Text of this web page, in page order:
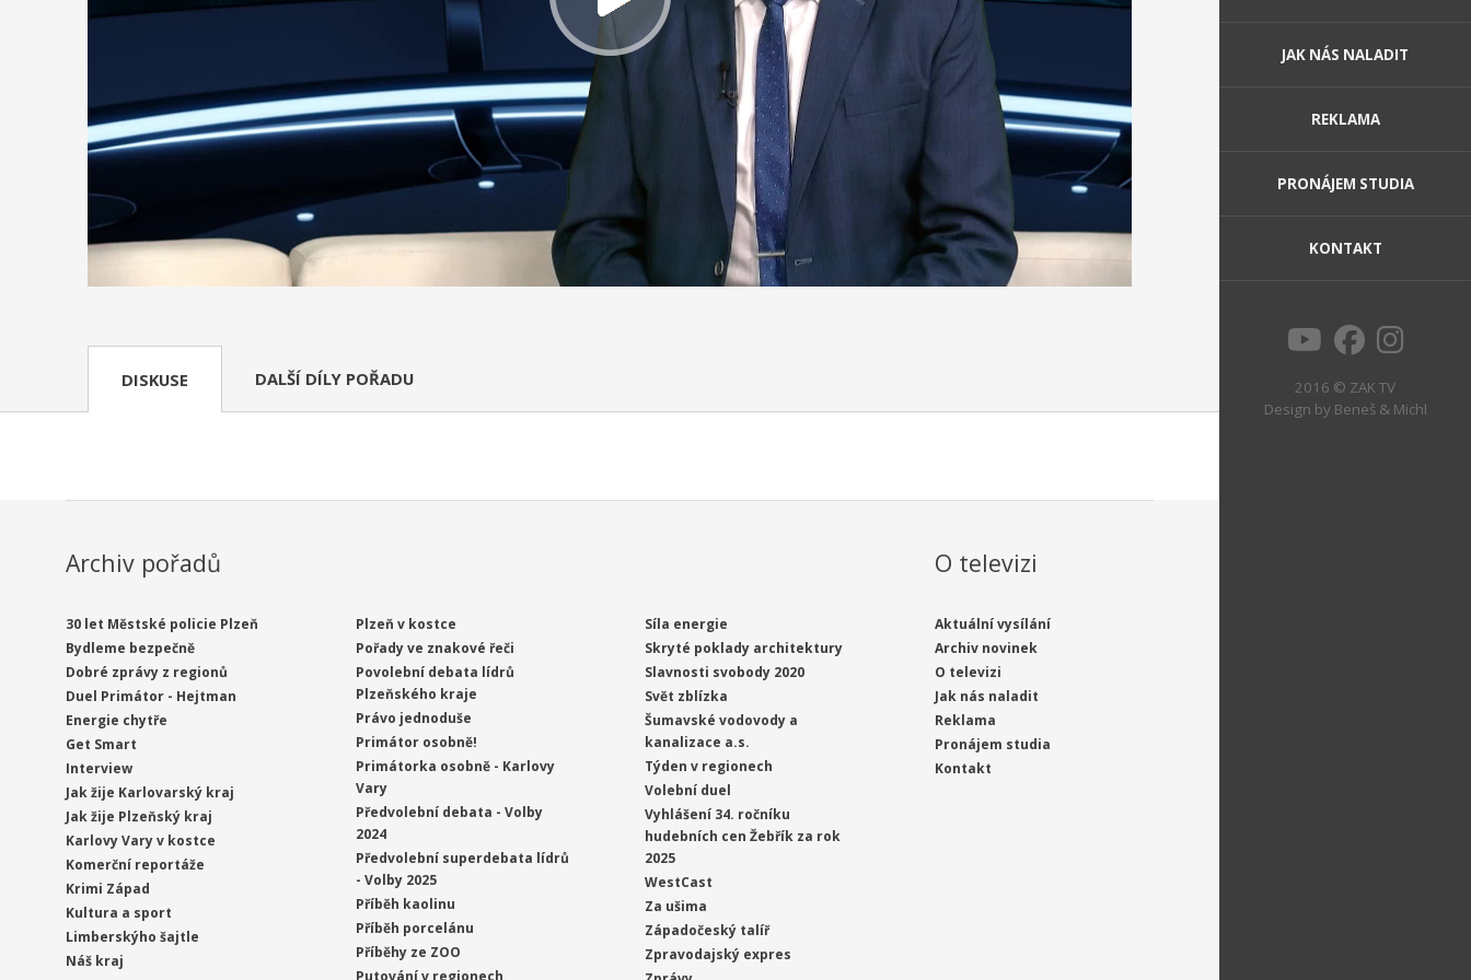
JAK NÁS NALADIT
REKLAMA
PRONÁJEM STUDIA
KONTAKT
2016 © ZAK TV
Design by Beneš & Michl
DISKUSE DALŠÍ DÍLY POŘADU
Archiv pořadů
30 let Městské policie Plzeň
Bydleme bezpečně
Dobré zprávy z regionů
Duel Primátor - Hejtman
Energie chytře
Get Smart
Interview
Jak žije Karlovarský kraj
Jak žije Plzeňský kraj
Karlovy Vary v kostce
Komerční reportáže
Krimi Západ
Kultura a sport
Limberskýho šajtle
Náš kraj
Plzeň v kostce
Pořady ve znakové řeči
Povolební debata lídrů
Plzeňského kraje
Právo jednoduše
Primátor osobně!
Primátorka osobně - Karlovy
Vary
Předvolební debata - Volby
2024
Předvolební superdebata lídrů
- Volby 2025
Příběh kaolinu
Příběh porcelánu
Příběhy ze ZOO
Síla energie
Skryté poklady architektury
Slavnosti svobody 2020
Svět zblízka
Šumavské vodovody a
kanalizace a.s.
Týden v regionech
Volební duel
Vyhlášení 34. ročníku
hudebních cen Žebřík za rok
2025
WestCast
Za ušima
Západočeský talíř
Zpravodajský expres
O televizi
Aktuální vysílání
Archiv novinek
O televizi
Jak nás naladit
Reklama
Pronájem studia
Kontakt